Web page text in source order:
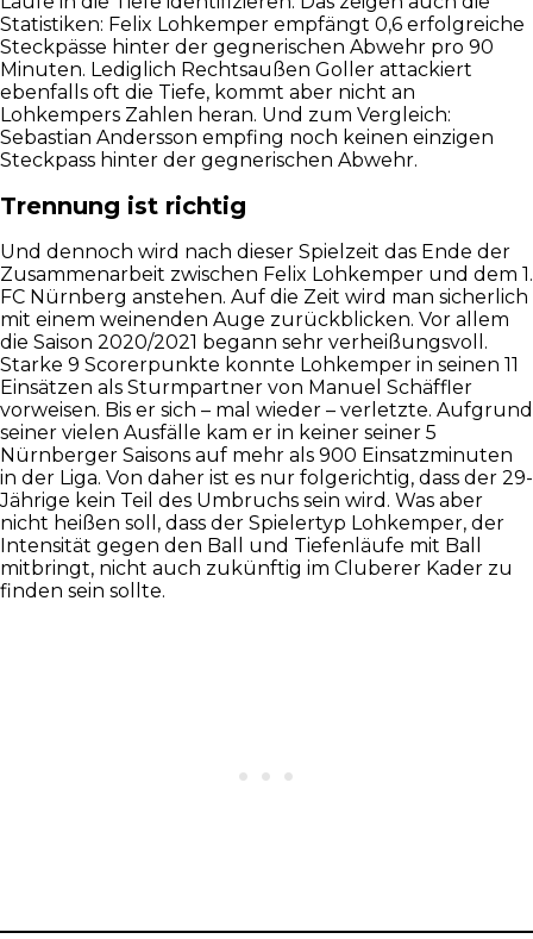
Statistiken: Felix Lohkemper empfängt 0,6 erfolgreiche
Steckpässe hinter der gegnerischen Abwehr pro 90
Minuten. Lediglich Rechtsaußen Goller attackiert
ebenfalls oft die Tiefe, kommt aber nicht an
Lohkempers Zahlen heran. Und zum Vergleich:
Sebastian Andersson empfing noch keinen einzigen
Steckpass hinter der gegnerischen Abwehr.
Trennung ist richtig
Und dennoch wird nach dieser Spielzeit das Ende der
Zusammenarbeit zwischen Felix Lohkemper und dem 1.
FC Nürnberg anstehen. Auf die Zeit wird man sicherlich
mit einem weinenden Auge zurückblicken. Vor allem
die Saison 2020/2021 begann sehr verheißungsvoll.
Starke 9 Scorerpunkte konnte Lohkemper in seinen 11
Einsätzen als Sturmpartner von Manuel Schäffler
vorweisen. Bis er sich – mal wieder – verletzte. Aufgrund
seiner vielen Ausfälle kam er in keiner seiner 5
Nürnberger Saisons auf mehr als 900 Einsatzminuten
in der Liga. Von daher ist es nur folgerichtig, dass der 29-
Jährige kein Teil des Umbruchs sein wird. Was aber
nicht heißen soll, dass der Spielertyp Lohkemper, der
Intensität gegen den Ball und Tiefenläufe mit Ball
mitbringt, nicht auch zukünftig im Cluberer Kader zu
finden sein sollte.